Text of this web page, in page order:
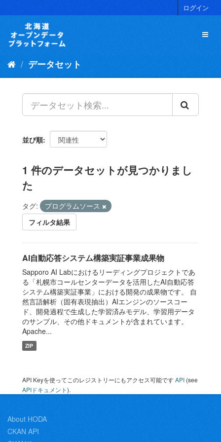
キ
ログイン
データセット
並び順
1 件のデータセットが見つかりまし
た
タグ:
プログラムソース
フィルタ結果
AI自動応答システム構築実証事業成果物
Sapporo AI Labにおけるリーディングプロジェクトであ
る「札幌市コールセンターデータを活用したAI自動応答
システム構築実証事業」における開発の成果物です。 自
然言語解析（固有表現抽出）AIエンジンのソースコー
ド、開発過程で生成した学習済みモデル、学習用データ
のサンプル、その他ドキュメントが含まれています。
Apache...
ZIP
API Keyを使ってこのレジストリーにもアクセス可能ですAPI (see
APIドキュメント).
About HODA
CKAN API